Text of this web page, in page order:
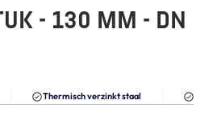
- 130 MM - DN
Thermisch verzinkt staal